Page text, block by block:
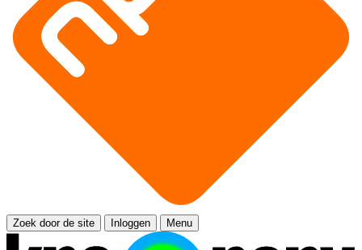
Zoek door de site Inloggen Menu